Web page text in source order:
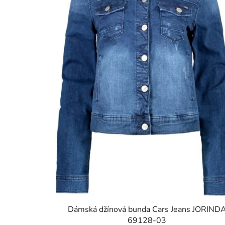
Dámská džínová bunda Cars Jeans
69128-03